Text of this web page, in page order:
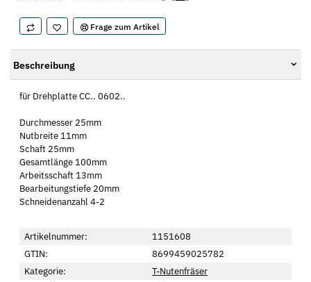
Frage zum Artikel
Beschreibung
für Drehplatte CC.. 0602..
Durchmesser 25mm
Nutbreite 11mm
Schaft 25mm
Gesamtlänge 100mm
Arbeitsschaft 13mm
Bearbeitungstiefe 20mm
Schneidenanzahl 4-2
Artikelnummer:
1151608
GTIN:
8699459025782
Kategorie:
T-Nutenfräser